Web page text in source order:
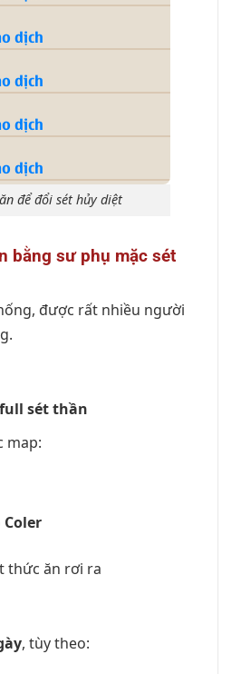
để đổi sét hủy diệt
bằng sư phụ mặc sét
được rất nhiều người
sét thần
map:
Coler
thức ăn rơi ra
, tùy theo: